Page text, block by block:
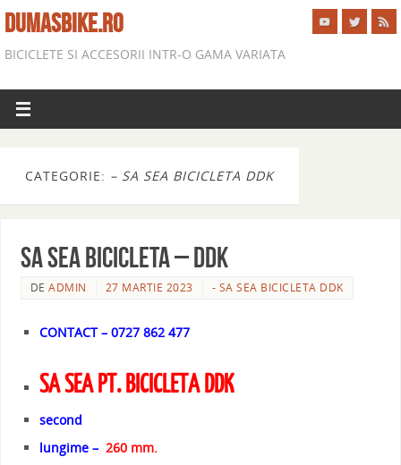
DUMASBIKE.RO
BICICLETE SI ACCESORII INTR-O GAMA VARIATA
CATEGORIE: – SA SEA BICICLETA DDK
SA SEA BICICLETA – DDK
DEADMIN 27 MARTIE 2023 - SA SEA BICICLETA DDK
CONTACT – 0727 862 477
SA SEA PT. BICICLETA DDK
second
lungime – 260 mm.